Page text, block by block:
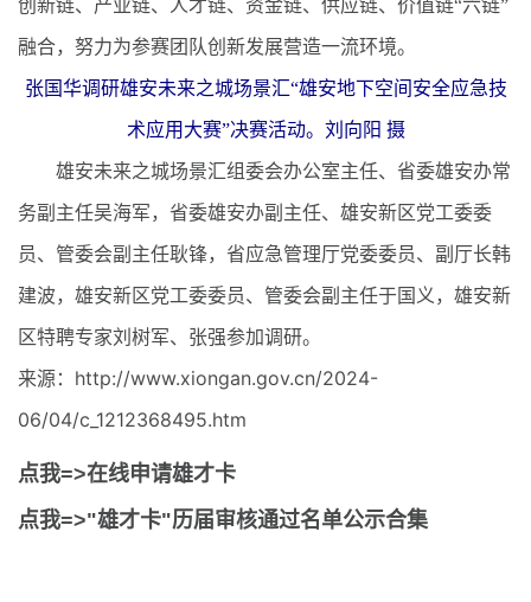
创新链、产业链、人才链、资金链、供应链、价值链“六链”
融合，努力为参赛团队创新发展营造一流环境。
张国华调研雄安未来之城场景汇“雄安地下空间安全应急技
术应用大赛”决赛活动。刘向阳 摄
雄安未来之城场景汇组委会办公室主任、省委雄安办常
务副主任吴海军，省委雄安办副主任、雄安新区党工委委
员、管委会副主任耿锋，省应急管理厅党委委员、副厅长韩
建波，雄安新区党工委委员、管委会副主任于国义，雄安新
区特聘专家刘树军、张强参加调研。
来源：http://www.xiongan.gov.cn/2024-
06/04/c_1212368495.htm
点我=>在线申请雄才卡
点我=>"雄才卡"历届审核通过名单公示合集